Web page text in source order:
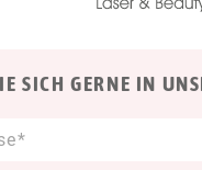
SICH GERNE IN